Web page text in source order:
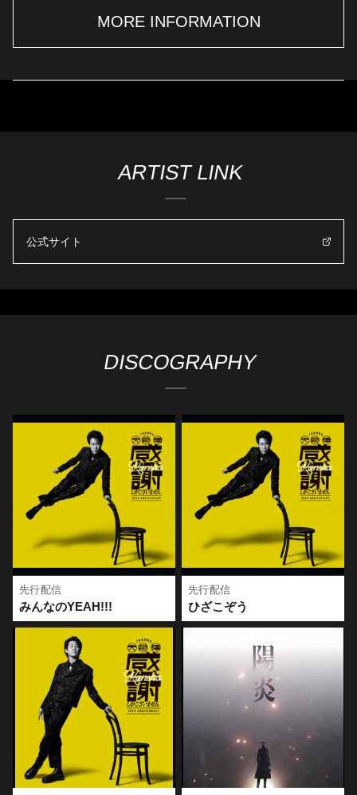
日時：2026年10月25日(日)15:00開演
招待人数：265人予定
※全会場、全席指定となります。
※9月６日（日）23:59までに決済が完了している商品が配布対
◎通常盤[CD only] 2,750円 (税込) / AZCS-10001
※オリジナル特典「A4クリアファイル - A ver.」を1:1で付与い
たします。
※オリジナル特典は規定数に達し次第終了となります。
【応募方法（HMV&BOOKS online/Loppi）】
①対象商品のご購入
期間内に対象商品を当サイト（HMV&BOOKS online）・Loppi
にてご購入いただいた方に商品同梱にてエントリーカードをお
渡しいたします。
＜ご購入期間＞
※期間内でも商品の上限に達した場合は受付終了となります。
※期日までにご予約・ご購入いただいた方に商品と同梱でご購
入枚数分のエントリーカードを送付します。
▶ご予約はこちら
https://www.hmv.co.jp/news/article/260724125/
＜ご購入に関する注意事項＞
[HMV&BOOKS online]
※対象商品は、既にHMV&BOOKS onlineでご予約いただいてい
る方も対象となります。
念！札幌・東京・大阪でプレミアム・アフタートークイベ
EP『感謝しかございません』の発売を記念し、CD購入者を対象
大阪の3会場で開催することを発表しました。。
本イベントでは、ジャケット撮影やレコーディング時の貴重な
のファンを熱狂させたアリーナツアーの振り返りを本人自らが
セルフ解説するなど、大泉本人とともに振り返ることができる
は、対象期間中にHMV&BOOKS online、＠Loppi、オフィスキ
さらに、CD購入者対象の封入キャンペーンや店頭キャンペー
ン、そしてリリースを記念したデジタルキャンペーンの内容も
発表となりました。デジタルキャンペーンは、「大泉 洋 芸能生
Save（事前登録）やダウンロード購入者を対象にしたプレゼン
トキャンペーンとなっております。詳しくはHPやSNSをチェッ
クしてください。
【イベント概要】
大泉 洋「芸能生活30周年記念!!大泉洋リサイタル２-リベンジ-」
ツアーを振り返るアフタートークイベント
※出演は大泉 洋本人のみを予定しております
＜札幌＞
日時：2026年10月25日(日)15:00開演
場所：札幌市内某所
招待人数：220人予定
＜東京＞
日時：2026年10月30日(金)18:00開演
場所：東京都内某所
招待人数：300人予定
＜大阪＞
日時：2026年10月31日(土)15:00開演
場所：大阪府内某所
招待人数：265人予定
本ツアーはこの後、神戸ワールド記念ホール公演、そしてライ
5月31日、北海道立総合体育センター 北海きたえーる
地元・北海道で開幕を迎え、圧巻のステージパフォーマンスを
MORE INFORMATION
ARTIST LINK
公式サイト
DISCOGRAPHY
先行配信
みんなのYEAH!!!
先行配信
ひざこぞう